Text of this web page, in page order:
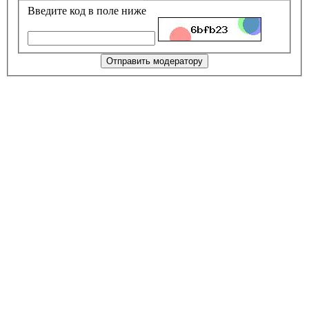
Введите код в поле ниже
Отправить модератору